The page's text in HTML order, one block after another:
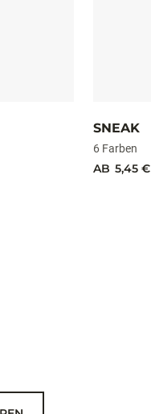
SNEAK
6 Farben
AB 5,45 €